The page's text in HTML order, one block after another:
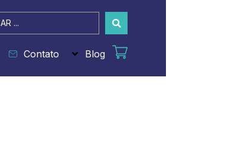
Contato Blog